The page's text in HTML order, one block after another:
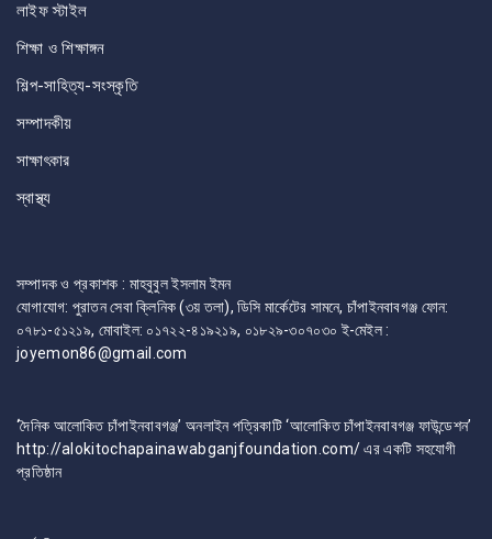
লাইফ স্টাইল
শিক্ষা ও শিক্ষাঙ্গন
শিল্প-সাহিত্য-সংস্কৃতি
সম্পাদকীয়
সাক্ষাৎকার
স্বাস্থ্য
সম্পাদক ও প্রকাশক : মাহবুবুল ইসলাম ইমন
যোগাযোগ: পুরাতন সেবা ক্লিনিক (৩য় তলা), ডিসি মার্কেটের সামনে, চাঁপাইনবাবগঞ্জ ফোন:
০৭৮১-৫১২১৯, মোবাইল: ০১৭২২-৪১৯২১৯, ০১৮২৯-৩০৭০৩০ ই-মেইল :
joyemon86@gmail.com
‘দৈনিক আলোকিত চাঁপাইনবাবগঞ্জ’ অনলাইন পত্রিকাটি ‘আলোকিত চাঁপাইনবাবগঞ্জ ফাউন্ডেশন’
http://alokitochapainawabganjfoundation.com/ এর একটি সহযোগী
প্রতিষ্ঠান